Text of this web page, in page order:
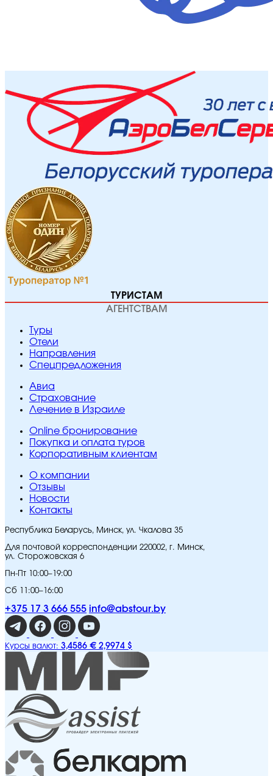
ТУРИСТАМ
АГЕНТСТВАМ
Туры
Отели
Направления
Спецпредложения
Авиа
Страхование
Лечение в Израиле
Online бронирование
Покупка и оплата туров
Корпоративным клиентам
O компании
Отзывы
Новости
Контакты
Республика Беларусь, Минск, ул. Чкалова 35
Для почтовой корреспонденции 220002, г. Минск,
ул. Сторожовская 6
Пн-Пт 10:00–19:00
Сб 11:00–16:00
+375 17 3 666 555 info@abstour.by
Курсы валют: 3,4586 € 2,9974 $